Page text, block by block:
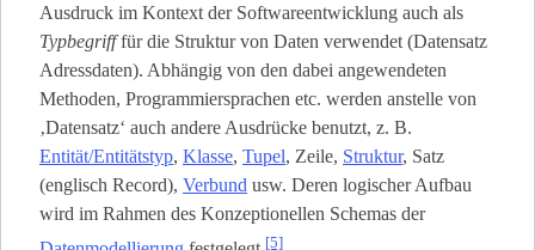
Ausdruck im Kontext der Softwareentwicklung auch als
Typbegrifffür die Struktur von Daten verwendet (Datensatz
Adressdaten). Abhängig von den dabei angewendeten
Methoden, Programmiersprachen etc. werden anstelle von
‚Datensatz‘ auch andere Ausdrücke benutzt, z. B.
Entität/Entitätstyp, Klasse, Tupel, Zeile, Struktur, Satz
(englisch Record), Verbund usw. Deren logischer Aufbau
wird im Rahmen des Konzeptionellen Schemas der
[5]